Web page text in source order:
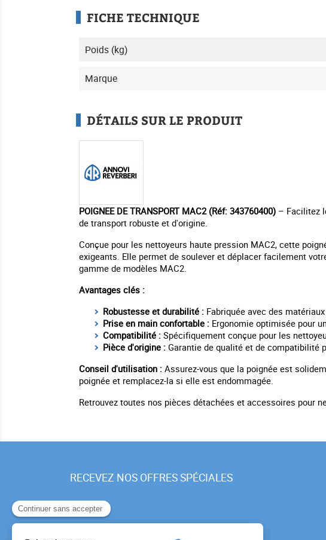
FICHE TECHNIQUE
Poids (kg)
Marque
DÉTAILS SUR LE PRODUIT
POIGNEE DE TRANSPORT MAC2 (Réf: 343760400) – Facilitez
de transport robuste et d'origine.
Conçue pour les nettoyeurs haute pression MAC2, cette
exigeants. Elle permet de soulever et déplacer facilement
gamme de modèles MAC2.
Avantages clés :
Robustesse et durabilité : Fabriquée avec des
Prise en main confortable : Ergonomie optimisée pour
Compatibilité : Spécifiquement conçue pour les
Pièce d'origine : Garantie de qualité et de compatibilité
Conseil d'utilisation : Assurez-vous que la poignée est
poignée et remplacez-la si elle est endommagée.
Retrouvez toutes nos pièces détachées et accessoires pour
RECEVEZ NOS OFFRES SPÉCIALES